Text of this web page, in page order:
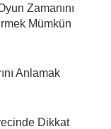
Zamanını
Mümkün
Anlamak
Dikkat